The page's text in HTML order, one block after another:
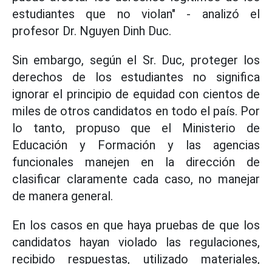
estudiantes que no violan" - analizó el
profesor Dr. Nguyen Dinh Duc.
Sin embargo, según el Sr. Duc, proteger los
derechos de los estudiantes no significa
ignorar el principio de equidad con cientos de
miles de otros candidatos en todo el país. Por
lo tanto, propuso que el Ministerio de
Educación y Formación y las agencias
funcionales manejen en la dirección de
clasificar claramente cada caso, no manejar
de manera general.
En los casos en que haya pruebas de que los
candidatos hayan violado las regulaciones,
recibido respuestas, utilizado materiales,